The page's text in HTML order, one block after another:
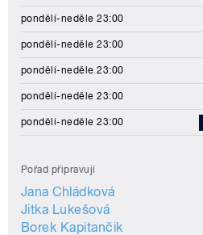
pondělí-neděle 23:00
pondělí-neděle 23:00
pondělí-neděle 23:00
pondělí-neděle 23:00
pondělí-neděle 23:00
Pořad připravují
Jana Chládková
Jitka Lukešová
Borek Kapitančik